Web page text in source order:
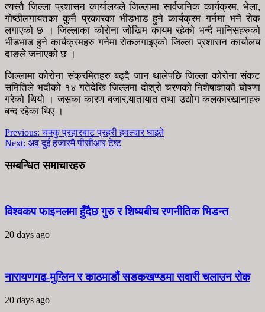
त्यस्तै जिल्ला प्रशासन कार्यालयले जिल्लामा सार्वजनिक कार्यक्रम, भेला,
गोष्ठीलगायतका कुनै प्रकारका भीडभाड हुने कार्यक्रम गर्नमा भने रोक
लगाएको छ । जिल्लाका कोरोना जोखिम कायम रहेको भन्दै मानिसहरुको
भीडभाड हुने कार्यक्रमहरु गर्नमा रोकलगाइएको जिल्ला प्रशासन कार्यालय
दाङले जनाएको छ ।
जिल्लामा कोरोना संक्रमितहरु बढ्दै जान थालेपछि जिल्ला कोरोना संकट
समितिले भदौको १४ गतेदेखि जिल्लमा दोश्रो चरणको निशेषाज्ञाको घोषणा
गरेको थियो । जसका कारण बजार,यातायात तथा उद्योग कलकारखानाहरु
बन्द रहेका थिए ।
Previous: चक्कु प्रहारबाट प्रहरी हवल्दार घाइते
Next: अव दुई हजारमै पीसीआर टेष्ट
सम्बन्धित समाचारहरु
विश्वकप फाइनलमा हुँदैछ गुरु र शिष्यबीच रणनीतिक भिडन्त
20 days ago
नारायणगढ-मुग्लिन र काठमाडौं सडकखण्डमा सवारी चलाउन रोक
20 days ago